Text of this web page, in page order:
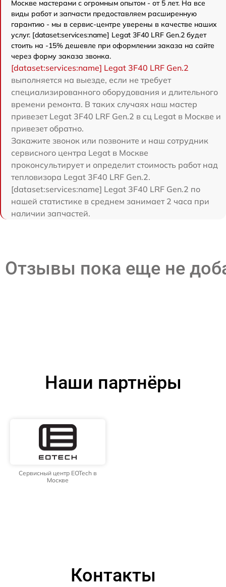
Москве мастерами с огромным опытом - от 5 лет. На все
виды работ и запчасти предоставляем расширенную
гарантию - мы в сервис-центре уверены в качестве наших
услуг. [dataset:services:name] Legat 3F40 LRF Gen.2 будет
стоить на -15% дешевле при оформлении заказа на сайте
через форму заказа звонка.
[dataset:services:name] Legat 3F40 LRF Gen.2
выполняется на выезде, если не требует
специализированного оборудования и длительного
времени ремонта. В таких случаях наш мастер
привезет Legat 3F40 LRF Gen.2 в сц Legat в Москве и
привезет обратно.
Закажите звонок или позвоните и наш сотрудник
сервисного центра Legat в Москве
проконсультирует и определит стоимость работ над
тепловизора Legat 3F40 LRF Gen.2.
[dataset:services:name] Legat 3F40 LRF Gen.2 по
нашей статистике в среднем занимает 2 часа при
наличии запчастей.
Отзывы пока еще не
Наши партнёры
Сервисный центр EOTech в
Москве
Контакты